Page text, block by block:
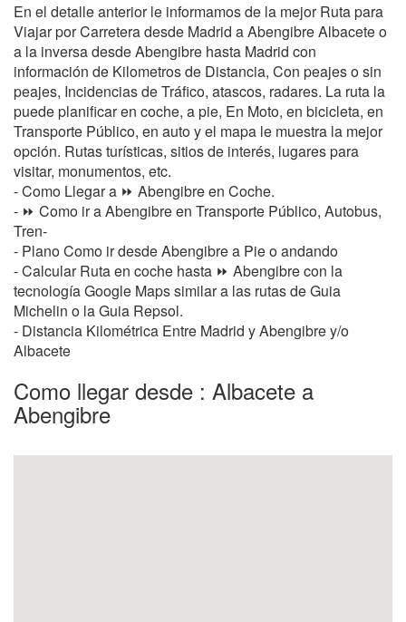
En el detalle anterior le informamos de la mejor Ruta para
Viajar por Carretera desde Madrid a Abengibre Albacete o
a la inversa desde Abengibre hasta Madrid con
información de Kilometros de Distancia, Con peajes o sin
peajes, Incidencias de Tráfico, atascos, radares. La ruta la
puede planificar en coche, a pie, En Moto, en bicicleta, en
Transporte Público, en auto y el mapa le muestra la mejor
opción. Rutas turísticas, sitios de interés, lugares para
visitar, monumentos, etc.
- Como Llegar a ⏩ Abengibre en Coche.
- ⏩ Como ir a Abengibre en Transporte Público, Autobus,
Tren-
- Plano Como ir desde Abengibre a Pie o andando
- Calcular Ruta en coche hasta ⏩ Abengibre con la
tecnología Google Maps similar a las rutas de Guia
Michelin o la Guia Repsol.
- Distancia Kilométrica Entre Madrid y Abengibre y/o
Albacete
Como llegar desde : Albacete a
Abengibre